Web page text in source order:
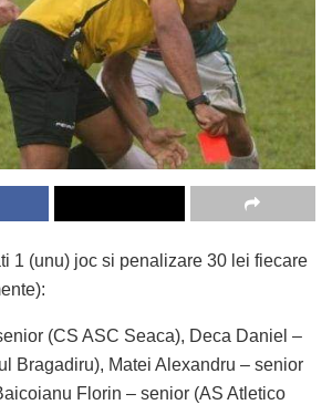
1 (unu) joc si penalizare 30 lei fiecare
(CS ASC Seaca), Deca Daniel –
Bragadiru), Matei Alexandru – senior
Florin – senior (AS Atletico